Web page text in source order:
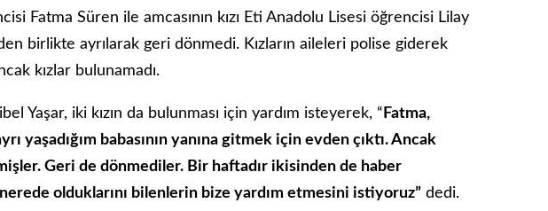
Fatma Süren ile amcasının kızı Eti Anadolu Lisesi öğrencisi Lilay
birlikte ayrılarak geri dönmedi. Kızların aileleri polise giderek
kızlar bulunamadı.
Yaşar, iki kızın da bulunması için yardım isteyerek, “ Fatma,
yaşadığım babasının yanına gitmek için evden çıktı. Ancak
Geri de dönmediler. Bir haftadır ikisinden de haber
olduklarını bilenlerin bize yardım etmesini istiyoruz” dedi.